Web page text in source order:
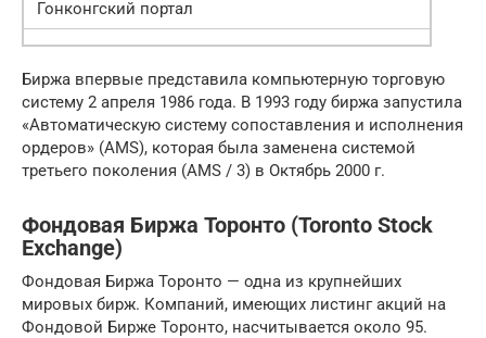
Гонконгский портал
Биржа впервые представила компьютерную торговую
систему 2 апреля 1986 года. В 1993 году биржа запустила
«Автоматическую систему сопоставления и исполнения
ордеров» (AMS), которая была заменена системой
третьего поколения (AMS / 3) в Октябрь 2000 г.
Фондовая Биржа Торонто (Toronto Stock
Exchange)
Фондовая Биржа Торонто — одна из крупнейших
мировых бирж. Компаний, имеющих листинг акций на
Фондовой Бирже Торонто, насчитывается около 95.